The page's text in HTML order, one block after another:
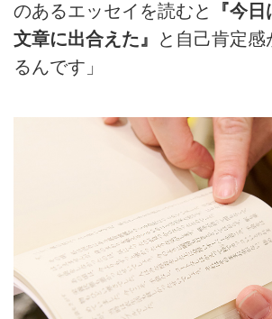
のあるエッセイを読むと
『今
文章に出合えた』
と自己肯定
るんです」